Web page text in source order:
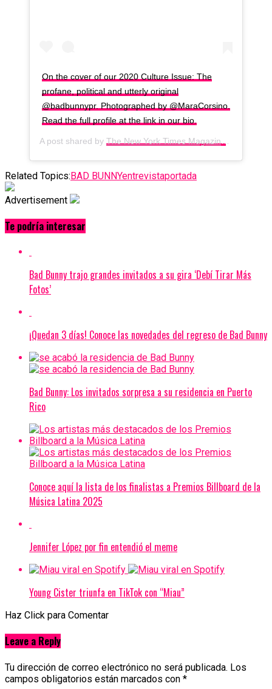
On the cover of our 2020 Culture Issue: The
profane, political and utterly original
@badbunnypr. Photographed by @MaraCorsino.
Read the full profile at the link in our bio.
A post shared by The New York Times Magazine
Related Topics:BAD BUNNYentrevistaportada
Advertisement
Te podría interesar
Bad Bunny trajo grandes invitados a su gira ‘Debí Tirar Más
Fotos’
¡Quedan 3 días! Conoce las novedades del regreso de Bad Bunny
Bad Bunny: Los invitados sorpresa a su residencia en Puerto
Rico
Conoce aquí la lista de los finalistas a Premios Billboard de la
Música Latina 2025
Jennifer López por fin entendió el meme
Young Cister triunfa en TikTok con “Miau”
Haz Click para Comentar
Leave a Reply
Tu dirección de correo electrónico no será publicada. Los
campos obligatorios están marcados con *